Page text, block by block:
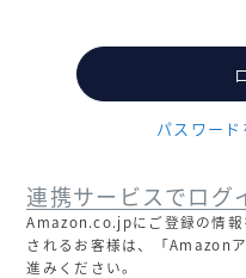
)
パスワー
連携サービスでログ
Amazon.co.jpにご登録の情
されるお客様は、「Amazon
進みください。